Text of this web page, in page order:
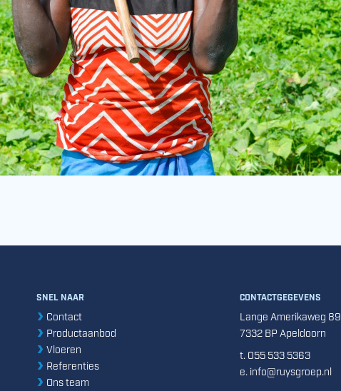
SNEL NAAR
Contact
Productaanbod
Vloeren
Referenties
Ons team
CONTACTGEGEVENS
Lange Amerikaweg 89
7332 BP Apeldoorn
t. 055 533 5363
e. info@ruysgroep.nl